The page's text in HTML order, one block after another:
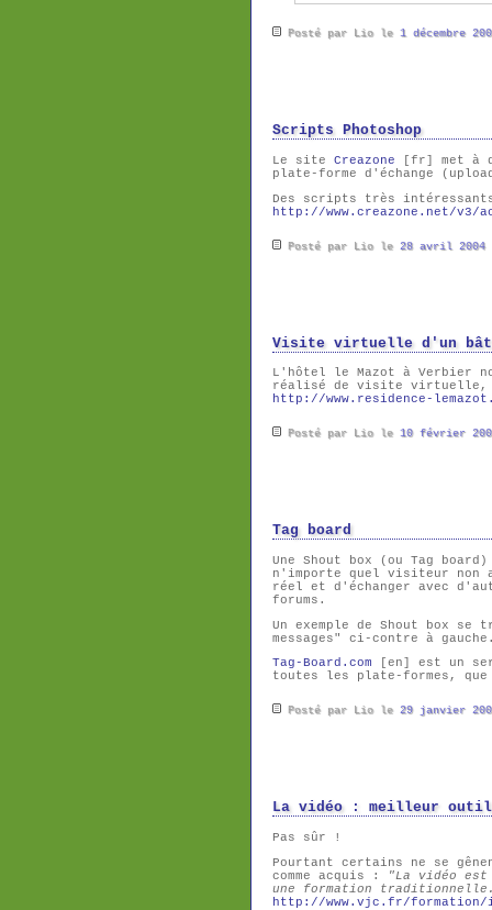
Posté par Lio le 1 décembre
Scripts Photoshop
Le site Creazone [fr] met à
plate-forme d'échange
Des scripts très
http://www.creazone.net/v3/
Posté par Lio le 28 avril 2004
Visite virtuelle d'un
L'hôtel le Mazot à Verbier
réalisé de visite
http://www.residence-
Posté par Lio le 10 février
Tag board
Une Shout box (ou Tag
n'importe quel visiteur non
réel et d'échanger avec
forums.
Un exemple de Shout box
messages" ci-contre à
Tag-Board.com [en] est un
toutes les plate-formes, que
Posté par Lio le 29 janvier
La vidéo : meilleur
Pas sûr !
Pourtant certains ne se
comme acquis :
"La vidéo
une formation
http://www.vjc.fr/formation/